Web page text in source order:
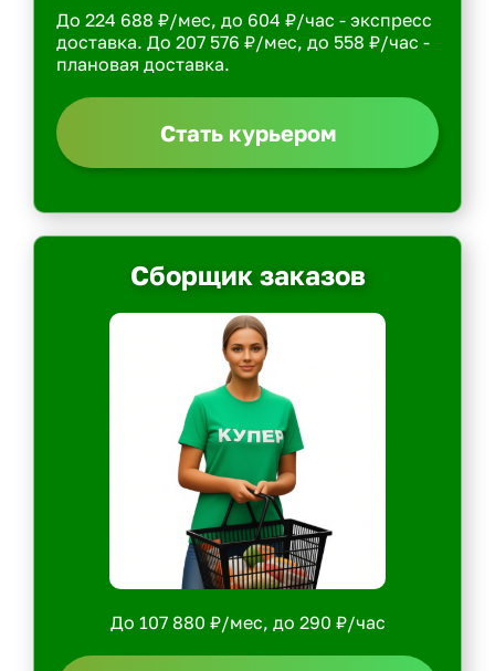
До 224 688 ₽/мес, до 604 ₽/час - экспресс
доставка. До 207 576 ₽/мес, до 558 ₽/час -
плановая доставка.
Стать курьером
Сборщик заказов
До 107 880 ₽/мес, до 290 ₽/час